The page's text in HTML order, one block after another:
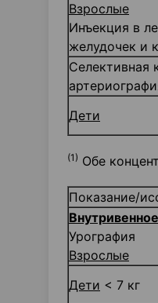
Взрослые
Инъекция в
желудочек и
Селективная
Дети
(1) Обе
Показание/
Урография
Взрослые
Дети < 7 кг